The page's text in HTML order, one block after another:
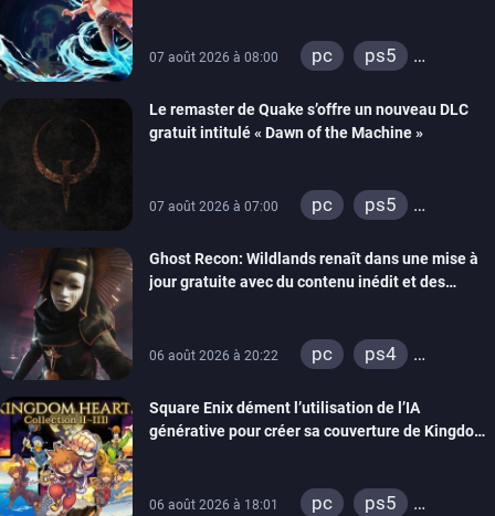
07 août 2026 à 08:00 pc
ps5
Le remaster de Quake s’offre un nouveau DLC
gratuit intitulé « Dawn of the Machine »
07 août 2026 à 07:00 pc
ps5
switch
ps4
xbox one
Ghost Recon: Wildlands renaît dans une mise à
jour gratuite avec du contenu inédit et des
06 août 2026 à 20:22 pc
ps4
Square Enix dément l’utilisation de l’IA
générative pour créer sa couverture de Kingdom
06 août 2026 à 18:01 pc
ps5